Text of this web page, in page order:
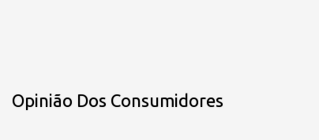
Opinião Dos Consumidores